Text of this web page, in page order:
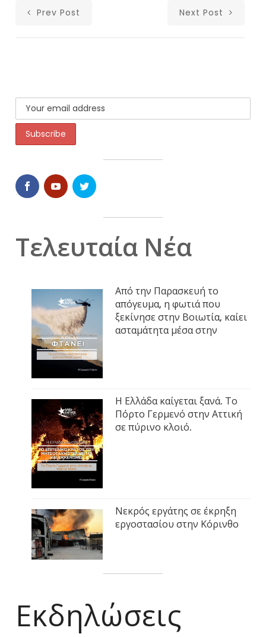
Prev Post Next Post
Τελευταία Νέα
Από την Παρασκευή το
απόγευμα, η φωτιά που
ξεκίνησε στην Βοιωτία, καίει
ασταμάτητα μέσα στην
Η Ελλάδα καίγεται ξανά. Το
Πόρτο Γερμενό στην Αττική
σε πύρινο κλοιό.
Νεκρός εργάτης σε έκρηξη
εργοστασίου στην Κόρινθο
Εκδηλώσεις